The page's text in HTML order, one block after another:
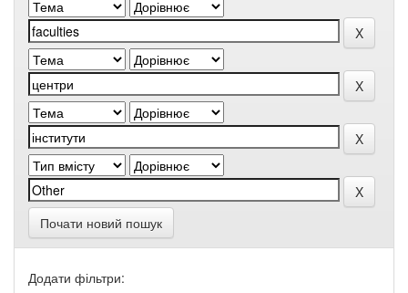
Почати новий пошук
Додати фільтри: